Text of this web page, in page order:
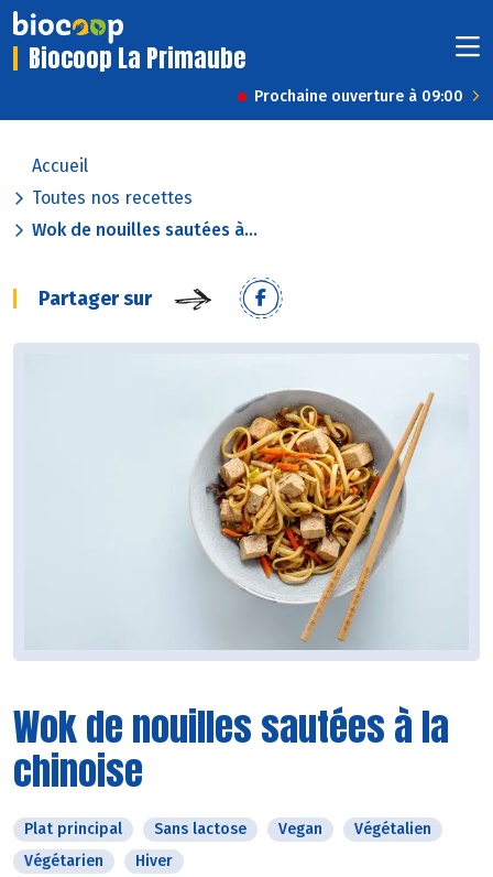
Biocoop La Primaube
Prochaine ouverture à 09:00
Accueil
Toutes nos recettes
Wok de nouilles sautées à...
Partager sur
Wok de nouilles sautées à la
chinoise
Plat principal Sans lactose Vegan
Végétalien
Végétarien
Hiver